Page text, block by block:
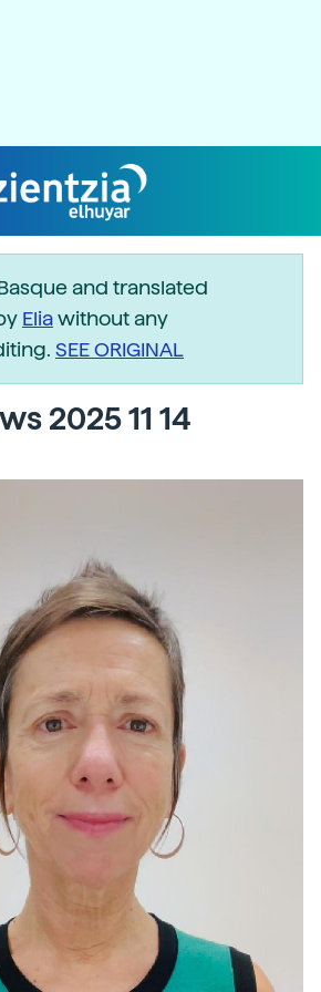
and translated
Eliawithout any
SEE ORIGINAL
2025 11 14